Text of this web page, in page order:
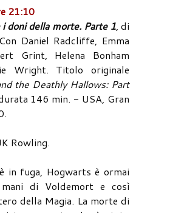
21:10
doni della morte. Parte 1, di
Daniel Radcliffe, Emma
Grint, Helena Bonham
Wright. Titolo originale
the Deathly Hallows: Part
146 min. - USA, Gran
Rowling.
in fuga, Hogwarts è ormai
di Voldemort e così
della Magia. La morte di